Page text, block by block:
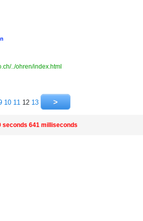
../ohren/index.html
10 11 12 13
641 milliseconds